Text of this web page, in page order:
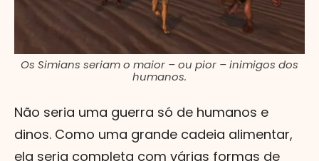
Os Simians seriam o maior – ou pior – inimigos dos
humanos.
Não seria uma guerra só de humanos e
dinos. Como uma grande cadeia alimentar,
ela seria completa com várias formas de